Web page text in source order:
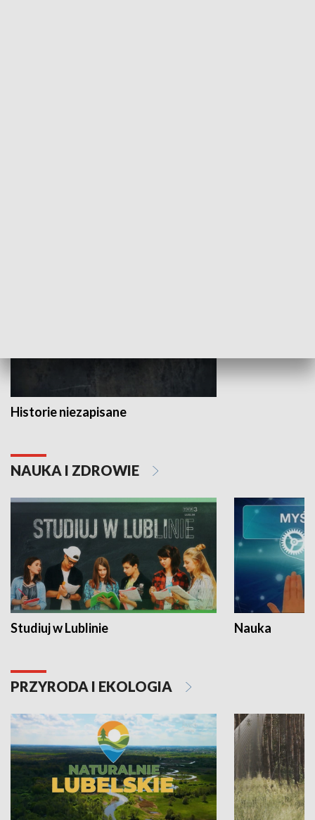
Historie niezapisane
NAUKA I ZDROWIE
Studiuj w Lublinie Nauka
PRZYRODA I EKOLOGIA